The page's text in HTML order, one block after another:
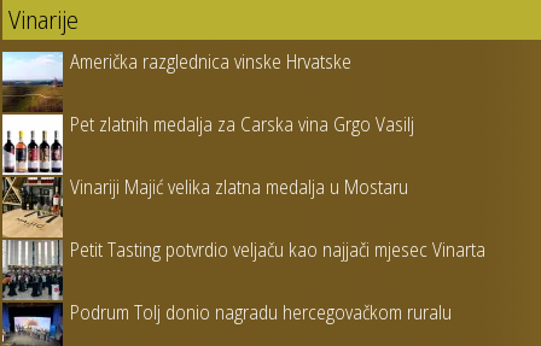
Vinarije
Američka razglednica vinske Hrvatske
Pet zlatnih medalja za Carska vina Grgo Vasilj
Vinariji Majić velika zlatna medalja u Mostaru
Petit Tasting potvrdio veljaču kao najjači mjesec Vinarta
Podrum Tolj donio nagradu hercegovačkom ruralu